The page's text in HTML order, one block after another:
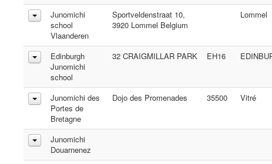
Junomichi
school
Vlaanderen
Sportveldenstraat 10,
3920 Lommel Belgium
Lommel
Edinburgh
Junomichi
school
32 CRAIGMILLAR PARK EH16
Junomichi des
Portes de
Bretagne
Dojo des Promenades 35500 Vitré
Junomichi
Douarnenez